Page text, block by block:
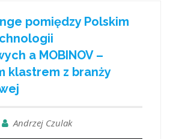
pomiędzy Polskim
a MOBINOV –
klastrem z branży
Andrzej Czulak